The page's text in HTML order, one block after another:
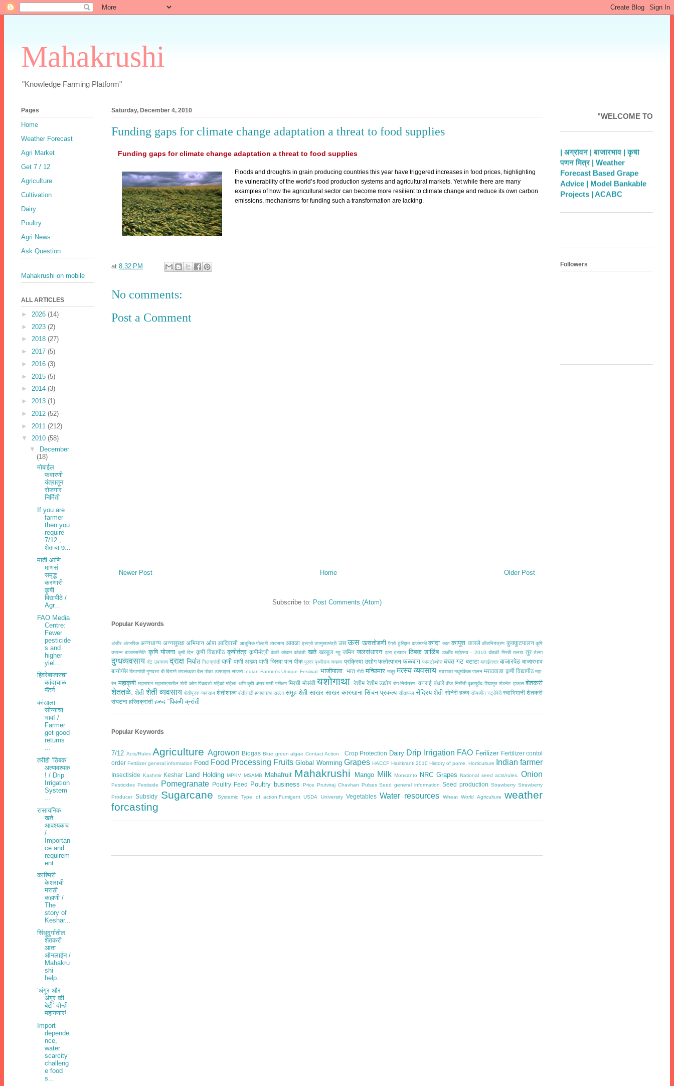
Mahakrushi
"Knowledge Farming Platform"
Saturday, December 4, 2010
Funding gaps for climate change adaptation a threat to food supplies
Funding gaps for climate change adaptation a threat to food supplies
Floods and droughts in grain producing countries this year have triggered increases in food prices, highlighting
the vulnerability of the world’s food production systems and agricultural markets. Yet while there are many
examples of how the agricultural sector can become more resilient to climate change and reduce its own carbon
emissions, mechanisms for funding such a transformation are lacking.
at 8:32 PM
No comments:
Post a Comment
Newer Post Older Post
Home
Subscribe to: Post Comments (Atom)
Popular Keywords
अंजीर अंतरपिक अन्नधान्य अन्नसुरक्षा अभियान आंबा आदिवासी आधुनिक पोल्ट्री व्यवसाय आवळा इस्त्रो उपमुख्यमंत्री उस ऊस ऊसतोडणी ऍग्रो टुरिझम कर्जमाफी कांदा कात कापूस कारले कीडनियंत्रण कुक्कुटपालन कृषि
उत्पन्न बाजारसमिति कृषि योजना कृषी दिन कृषी विद्यापीठ कृषीतंत्र कृषीमंत्री केळी कोकम कोळंबी खते खरबूज गहू जमिन जलसंधारन झरा ट्रक्टर ठिबक डाळिंब डाळींब महोत्सव - 2010 ढोबळी मिरची तलाव तुर तेल्या
दुग्धव्यवसाय दॅट उपकरण द्राक्ष निर्यात निलक्रांती पाणी पाणी अडवा पाणी जिरवा पान पीक पुरंदर पृथ्वीराज चव्हाण प्रक्रिया उद्योग फलोत्पादन फळबाग फायटोप्थोरा बचत गट बटाटा बागाईतदार बाजारपेठ बाजारभाव
बायोगॅस बियाणांची गुणवत्ता बी-बियाणे उपलब्धता बैल पोळा उत्साहात साजरा.Indian Farmer's Unique Festival. भाजीपाला. भात भेंडी मच्छिमार मजूर मत्स्य व्यवसाय मधशाळा मधुमक्षिका पालन मराठवाडा कृषी विद्यापीठ महा-
रेन महाकृषी महाराष्ट्र महाराष्ट्रातील शेती कोण पिकवतो महिको महिला अणि कृषि क्षेत्र माती परीक्षण मिरची मोसंबी यशोगाथा रेशीम रेशीम उद्योग रोग-नियंत्रण. वनराई बंधारे वीज निर्मीती वृक्षायुर्वेद शिवामृत शेडनेट हाऊस शेतकरी
शेततळे. शेती शेती व्यवसाय शेतीपूरक व्यवसाय शेतीशाळा शेतीसाठी हवामानाचा सल्ला समूह शेती साखर साखर कारखाना सिंचन प्रकल्प सीताफल सेंद्रिय शेती सोनेरी हळद सोयाबीन स्ट्रोबेरी स्वाभिमानी शेतकरी
संघटना हरितक्रांती हळद “पिवळी क्रांती
Popular Keywords
7/12 Acts/Rules Agriculture Agrowon Biogas Blue green algae Contact Action . Crop Protection Dairy Drip Irrigation FAO Ferilizer Fertilizer contol
order Fertilizer general information Food Food Processing Fruits Global Worming Grapes HACCP Haritkranti 2010 History of pome. Horticulture Indian farmer
Insectiside Kashmir Keshar Land Holding MPKV MSAMB Mahafruit Mahakrushi Mango Milk Monsanto NRC Grapes National seed acts/rules. Onion
Pesticides Pestiside Pomegranate Poultry Feed Poultry business Price Prutviraj Chavhan Pulses Seed general information Seed production Strawberry Strawberry
Producer Subsidy Sugarcane Systemic Type of action.Fumigent USDA University Vegetables Water resources Wheat World Agriculture
weather
forcasting
Pages
Home
Weather Forecast
Agri Market
Get 7 / 12
Agriculture
Cultivation
Dairy
Poultry
Agri News
Ask Question
Mahakrushi on mobile
ALL ARTICLES
► 2026 (14)
► 2023 (2)
► 2018 (27)
► 2017 (5)
► 2016 (3)
► 2015 (5)
► 2014 (3)
► 2013 (1)
► 2012 (52)
► 2011 (212)
▼ 2010 (58)
▼
December
(18)
मोबाईल
फवारणी
यंत्रातून
रोजगार
निर्मिती
If you are
farmer
then you
require
7/12 ,
शेताचा ७...
माती आणि
माणसं
समृद्ध
करणारी
कृषी
विद्यापीठे /
Agr...
FAO Media
Centre:
Fewer
pesticide
s and
higher
yiel...
हिवरेबाजारचा
कांदाचाळ
पॅटर्न
कांद्याला
सोन्याचा
भाव! /
Farmer
get good
returns
...
तरीही ‘ठिबक’
अत्यावश्यक
! / Drip
Irrigation
System
रासायनिक
खते
आवश्यकच
/
Importan
ce and
requirem
ent ...
काश्मिरी
केशराची
मराठी
कहाणी /
The
story of
Keshar...
सिंधुदुर्गातील
शेतकरी
आता
ऑनलाईन /
Mahakru
shi
help...
‘अंगूर और
अंगूर की
बेटी’ दोन्ही
महागणार!
Import
depende
nce,
water
scarcity
challeng
e food
s...
"WELCOME TO
पणन मित्र | Weather
Forecast Based Grape
Advice | Model Bankable
Projects |ACABC
Followers